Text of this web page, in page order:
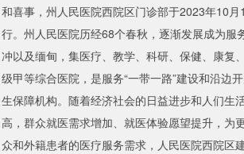
和喜事，州人民医院西院区门诊部于2023年10月
行。州人民医院历经68个春秋，逐渐发展成为服
冲以及缅甸，集医疗、教学、科研、保健、康复
级甲等综合医院，是服务“一带一路”建设和沿边
生保障机构。随着经济社会的日益进步和人们生
高，群众就医需求增加、就医体验愿望提升，为
众和外籍患者的医疗服务需求，人民医院西院区